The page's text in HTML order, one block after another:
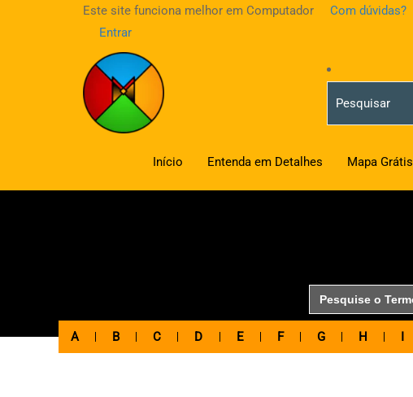
Este site funciona melhor em Computador Com dúvidas?
Entrar
Início Entenda em Detalhes Mapa Grátis
Search
for:
A B C D E F G H I